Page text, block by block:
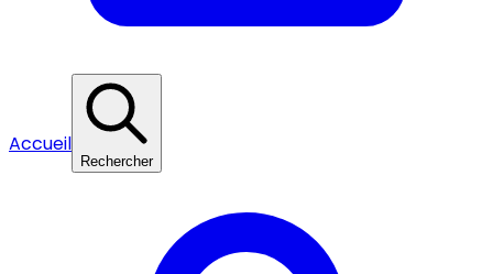
Accueil
Rechercher